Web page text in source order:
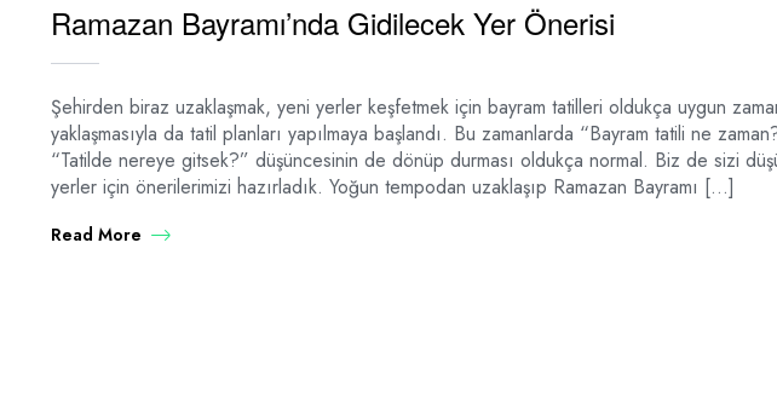
Ramazan Bayramı’nda Gidilecek Yer Önerisi
Şehirden biraz uzaklaşmak, yeni yerler keşfetmek için bayram tatilleri oldukça uygun
yaklaşmasıyla da tatil planları yapılmaya başlandı. Bu zamanlarda “Bayram tatili ne
“Tatilde nereye gitsek?” düşüncesinin de dönüp durması oldukça normal. Biz de sizi
yerler için önerilerimizi hazırladık. Yoğun tempodan uzaklaşıp Ramazan Bayramı […]
Read More